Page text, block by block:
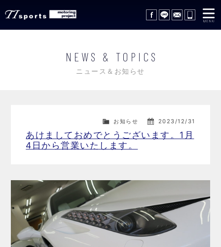
ギャラリー
NEWS & TOPICS
ニュース＆お知らせ
2023/12/31
お知らせ
あけましておめでとうございます。1月
4日から営業いたします。